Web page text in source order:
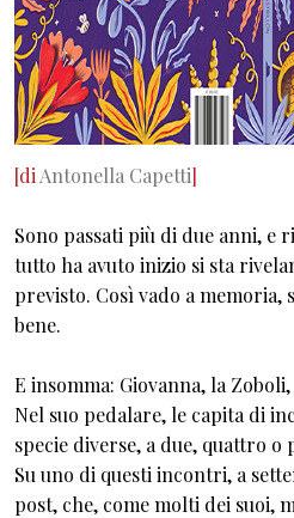
[di Antonella Capetti]
Sono passati più di due anni, e
tutto ha avuto inizio si sta
previsto. Così vado a
bene.
E insomma: Giovanna, la
Nel suo pedalare, le capita di
specie diverse, a due, quattro o
Su uno di questi incontri, a
post, che, come molti dei suoi,